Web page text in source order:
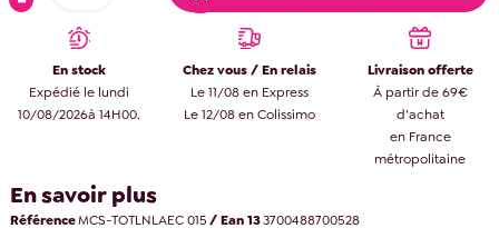
En stock
Expédié le lundi
10/08/2026à 14H00.
Chez vous / En relais
Le 11/08 en Express
Le 12/08 en Colissimo
Livraison offerte
À partir de 69€
d’achat
en France
métropolitaine
En savoir plus
RéférenceMCS-TOTLNLAEC 015 / Ean 133700488700528